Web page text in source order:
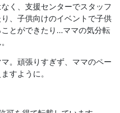
く、支援センターでスタッフ
、子供向けのイベントで子供
とができたり…ママの気分転
。頑張りすぎず、ママのペー
すように。